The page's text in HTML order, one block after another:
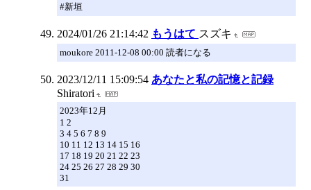
#新垣
2024/01/26 21:14:42 もうはて スズキ
moukore 2011-12-08 00:00 読者になる
2023/12/11 15:09:54 あなたと私の記憶と記録
Shiratori
2023年12月
1 2
3 4 5 6 7 8 9
10 11 12 13 14 15 16
17 18 19 20 21 22 23
24 25 26 27 28 29 30
31